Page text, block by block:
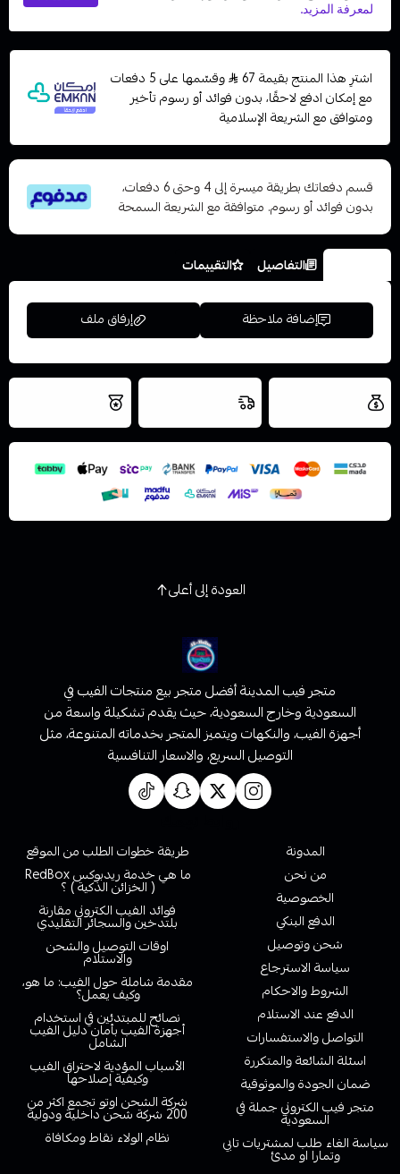
اشترِ هذا المنتج بقيمة 67
وقسّمها على 5 دفعات
مع إمكان ادفع لاحقًا، بدون فوائد أو رسوم تأخير
ومتوافق مع الشريعة الإسلامية
قسم دفعاتك بطريقة ميسرة إلى 4 وحتى 6 دفعات،
بدون فوائد أو رسوم. متوافقة مع الشريعة السمحة
التفاصيل التقييمات
إضافة ملاحظة إرفاق ملف
اسحب و افلت الملف هنا
استعراض
نتميز بلجودة
العودة إلى أعلى
متجر فيب المدينة أفضل متجر بيع منتجات الفيب في
السعودية وخارج السعودية، حيث يقدم تشكيلة واسعة من
أجهزة الفيب، والنكهات ويتميز المتجر بخدماته المتنوعة، مثل
التوصيل السريع، والاسعار التنافسية
المدونة
من نحن
الخصوصية
الدفع البنكي
شحن وتوصيل
سياسة الاسترجاع
الشروط والاحكام
الدفع عند الاستلام
التواصل والاستفسارات
اسئلة الشائعة والمتكررة
ضمان الجودة والموثوقية
متجر فيب الكتروني جملة في
السعودية
سياسة الغاء طلب لمشتريات تابي
وتمارا او مدئ
طريقة خطوات الطلب من الموقع
ما هي خدمة ريدبوكس RedBox
( الخزائن الذكية ) ؟
فوائد الفيب الكتروني مقارنة
بلتدخين والسجائر التقليدي
اوقات التوصيل والشحن
والاستلام
مقدمة شاملة حول الفيب: ما هو،
وكيف يعمل؟
نصائح للمبتدئين في استخدام
أجهزة الفيب بأمان دليل الفيب
الشامل
الأسباب المؤدية لاحتراق الفيب
وكيفية إصلاحها
شركة الشحن اوتو تجمع اكثر من
200 شركة شحن داخلية ودولية
نظام الولاء نقاط ومكافاة